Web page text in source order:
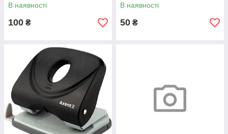
В наявності
100 ₴
В наявності
50 ₴